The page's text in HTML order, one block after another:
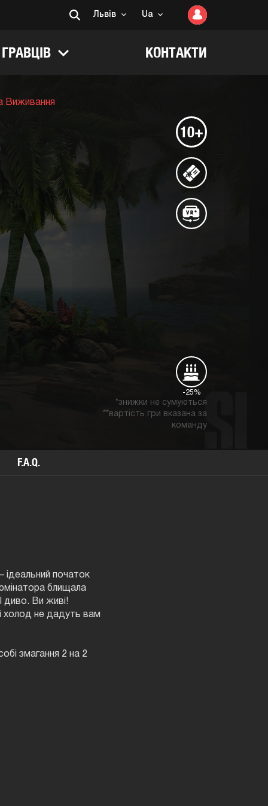
Львів Ua
КОНТАКТИ
Виживання
10+
-25%
*знижки не сумуються
**вартість гри вказана за
команду
F.A.Q.
ідеальний початок
блищала
диво. Ви живі!
холод не дадуть вам
змагання 2 на 2